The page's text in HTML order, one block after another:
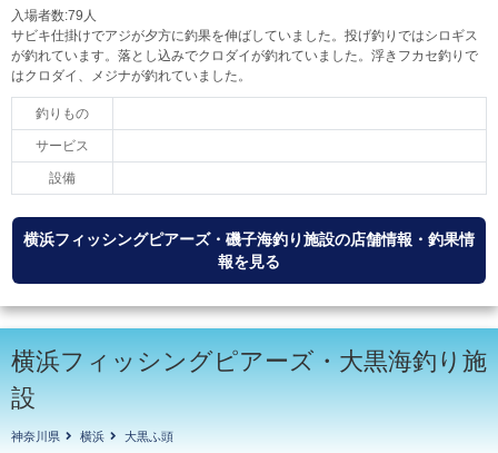
入場者数:79人
サビキ仕掛けでアジが夕方に釣果を伸ばしていました。投げ釣りではシロギス
が釣れています。落とし込みでクロダイが釣れていました。浮きフカセ釣りで
はクロダイ、メジナが釣れていました。
釣りもの
サービス
設備
横浜フィッシングピアーズ・磯子海釣り施設の店舗情報・釣果情
報を見る
横浜フィッシングピアーズ・大黒海釣り施
設
神奈川県 横浜 大黒ふ頭